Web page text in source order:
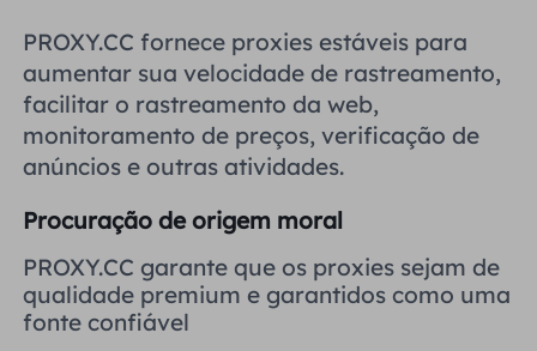
Reino Unido
Brasil
Rússia
Русский
हिंदी
PROXY.CC fornece proxies estáveis ​​para
aumentar sua velocidade de rastreamento,
facilitar o rastreamento da web,
monitoramento de preços, verificação de
anúncios e outras atividades.
Procuração de origem moral
PROXY.CC garante que os proxies sejam de
qualidade premium e garantidos como uma
fonte confiável